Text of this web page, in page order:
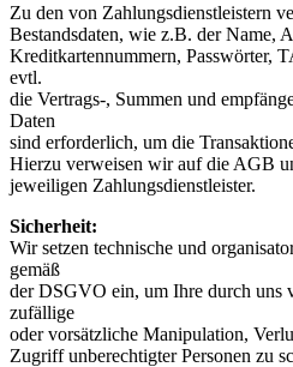
Zu den von Zahlungsdienstleistern
Bestandsdaten, wie z.B. der Name,
Kreditkartennummern, Passwörter,
evtl.
die Vertrags-, Summen und
Daten
sind erforderlich, um die
Hierzu verweisen wir auf die AGB
jeweiligen Zahlungsdienstleister.
Sicherheit:
Wir setzen technische und
gemäß
der DSGVO ein, um Ihre durch uns
zufällige
oder vorsätzliche Manipulation,
Zugriff unberechtigter Personen zu